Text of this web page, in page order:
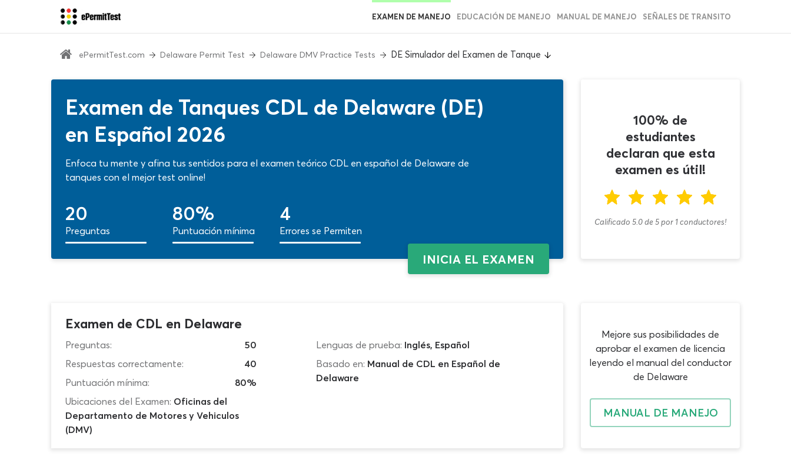
EXAMEN DE MANEJO EDUCACIÓN DE MANEJO MANUAL DE MANEJO SEÑALES DE TRANSITO
ePermitTest.com Delaware Permit Test Delaware DMV Practice Tests DE Simulador del Examen de Tanque
Examen de Tanques CDL de Delaware (DE)
en Español 2026
Enfoca tu mente y afina tus sentidos para el examen teórico CDL en español de Delaware de
tanques con el mejor test online!
20
Preguntas
80%
Puntuación mínima
4
Errores se Permiten
INICIA EL EXAMEN
100% de
estudiantes
declaran que esta
examen es útil!
Calificado 5.0de5 por 1conductores!
Examen de CDL en Delaware
Preguntas:
50
Respuestas correctamente:
40
Puntuación mínima:
80%
Ubicaciones del Examen: Oficinas del
Departamento de Motores y Vehiculos
(DMV)
Lenguas de prueba: Inglés, Español
Basado en: Manual de CDL en Español de
Delaware
Mejore sus posibilidades de
aprobar el examen de licencia
leyendo el manual del conductor
de Delaware
MANUAL DE MANEJO